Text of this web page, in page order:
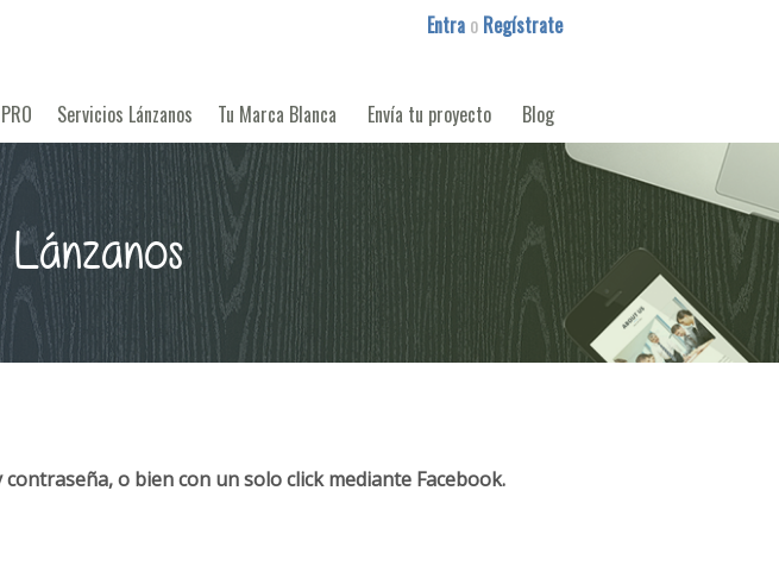
Entra o Regístrate
Servicios Lánzanos Tu Marca Blanca Envía tu proyecto Blog
o bien con un solo click mediante Facebook.